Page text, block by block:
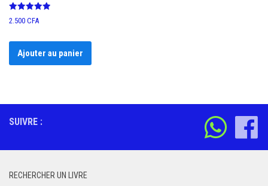
Note
5.00
2.500 CFA
Ajouter au panier
SUIVRE :
RECHERCHER UN LIVRE